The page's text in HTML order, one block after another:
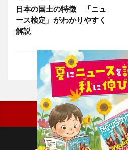
日本の国土の特徴 「ニュ
ース検定」がわかりやすく
解説